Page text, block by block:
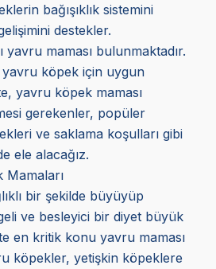
bağışıklık sistemini
destekler.
maması bulunmaktadır.
köpek için uygun
yavru köpek maması
gerekenler, popüler
ve saklama koşulları gibi
ele alacağız.
Mamaları
bir şekilde büyüyüp
ve besleyici bir diyet büyük
en kritik konu yavru maması
köpekler, yetişkin köpeklere